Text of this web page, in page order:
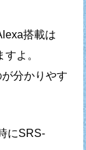
搭載は
よ。
分かりやす
にSRS-